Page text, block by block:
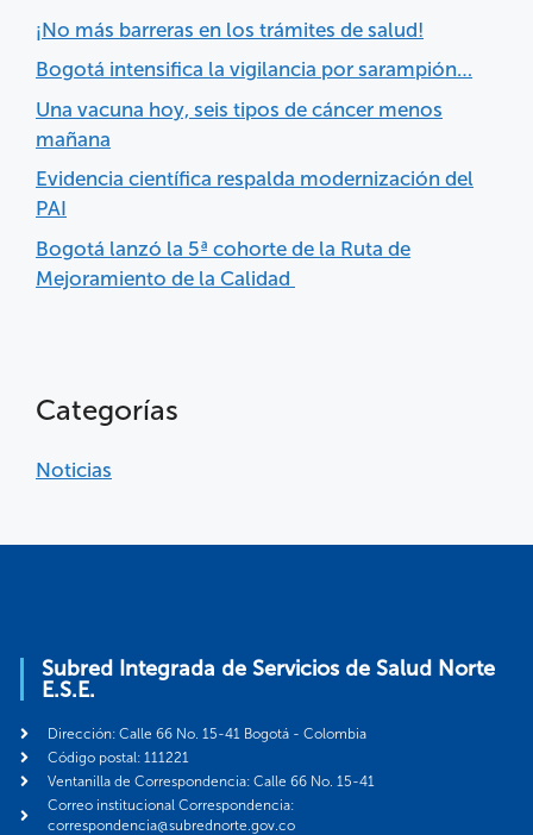
¡No más barreras en los trámites de salud!
Bogotá intensifica la vigilancia por sarampión…
Una vacuna hoy, seis tipos de cáncer menos
mañana
Evidencia científica respalda modernización del
PAI
Bogotá lanzó la 5ª cohorte de la Ruta de
Mejoramiento de la Calidad
Categorías
Noticias
Subred Integrada de Servicios de Salud Norte
E.S.E.
Dirección: Calle 66 No. 15-41 Bogotá - Colombia
Código postal: 111221
Ventanilla de Correspondencia: Calle 66 No. 15-41
Correo institucional Correspondencia:
correspondencia@subrednorte.gov.co